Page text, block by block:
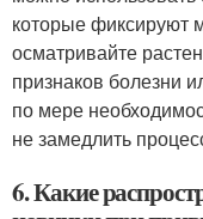
которые фиксируют
осматривайте
признаков болезни
по мере
не замедлить
6. Какие